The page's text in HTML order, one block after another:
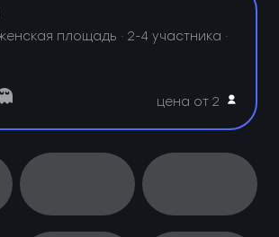
площадь ·2-4 участника ·
цена от 2